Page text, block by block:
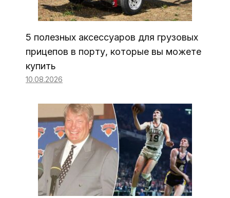
5 полезных аксессуаров для грузовых
прицепов в порту, которые вы можете
купить
10.08.2026